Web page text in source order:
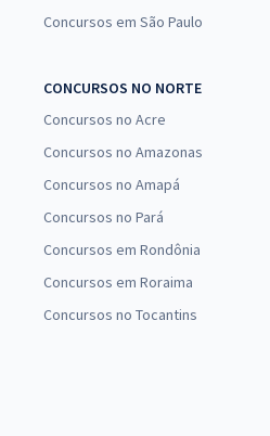
Concursos em São Paulo
CONCURSOS NO NORTE
Concursos no Acre
Concursos no Amazonas
Concursos no Amapá
Concursos no Pará
Concursos em Rondônia
Concursos em Roraima
Concursos no Tocantins